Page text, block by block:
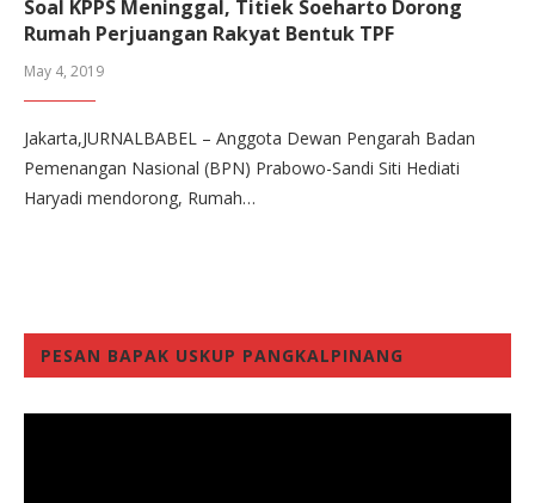
Soal KPPS Meninggal, Titiek Soeharto Dorong
Rumah Perjuangan Rakyat Bentuk TPF
May 4, 2019
Jakarta,JURNALBABEL – Anggota Dewan Pengarah Badan
Pemenangan Nasional (BPN) Prabowo-Sandi Siti Hediati
Haryadi mendorong, Rumah…
PESAN BAPAK USKUP PANGKALPINANG